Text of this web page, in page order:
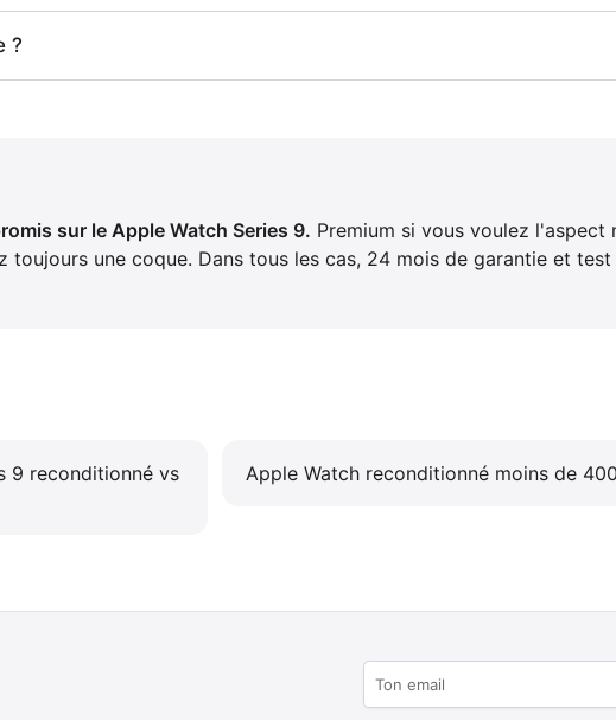
?
sur le Apple Watch Series 9. Premium si vous voulez l'aspect
toujours une coque. Dans tous les cas, 24 mois de garantie et
9 reconditionné vs
Apple Watch reconditionné moins de